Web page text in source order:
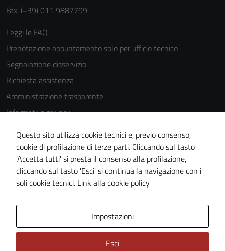
Fax: (+39) 011 9887799
Leggi le FAQ
Prenotazione appuntamento solo per ufficio tecnico
Segnalazione disservizio
Richiesta assistenza
Amministrazione trasparente
Informativa privacy
Cookie Policy
Note legali
Dichiarazione di accessibilità
Piano di miglioramento del sito
Questo sito utilizza cookie tecnici e, previo consenso,
cookie di profilazione di terze parti. Cliccando sul tasto
'Accetta tutti' si presta il consenso alla profilazione,
cliccando sul tasto 'Esci' si continua la navigazione con i
soli cookie tecnici. Link alla cookie policy
Impostazioni
Esci